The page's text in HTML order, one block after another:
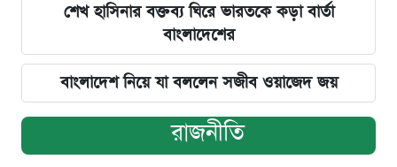
শেখ হাসিনার বক্তব্য ঘিরে ভারতকে কড়া বার্তা
বাংলাদেশের
বাংলাদেশ নিয়ে যা বললেন সজীব ওয়াজেদ জয়
রাজনীতি